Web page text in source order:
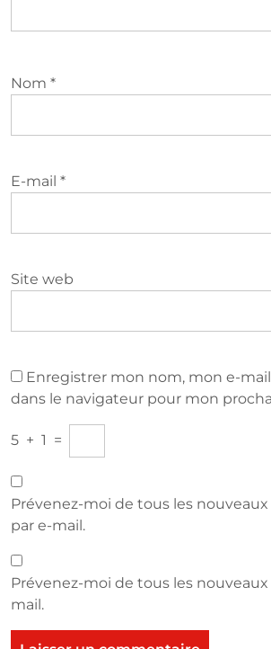
Nom *
E-mail *
Site web
Enregistrer mon nom, mon e-
dans le navigateur pour mon
5 + 1 =
Prévenez-moi de tous les
par e-mail.
Prévenez-moi de tous les nouveaux
mail.